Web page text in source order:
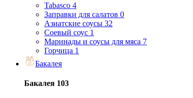
Tabasco 4
Заправки для салатов 0
Азиатские соусы 32
Соевый соус 1
Маринады и соусы для мяса 7
Горчица 1
Бакалея
Бакалея 103